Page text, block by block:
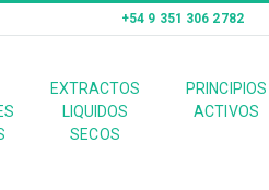
+54 9 351 306 2782
EXTRACTOS
LIQUIDOS
SECOS
PRINCIPIOS
ACTIVOS